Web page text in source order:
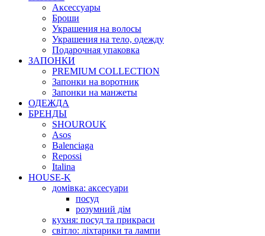
Аксессуары
Броши
Украшения на волосы
Украшения на тело, одежду
Подарочная упаковка
ЗАПОНКИ
PREMIUM COLLECTION
Запонки на воротник
Запонки на манжеты
ОДЕЖДА
БРЕНДЫ
SHOUROUK
Asos
Balenciaga
Repossi
Italina
HOUSE-K
домівка: аксесуари
посуд
розумний дім
кухня: посуд та прикраси
світло: ліхтарики та лампи